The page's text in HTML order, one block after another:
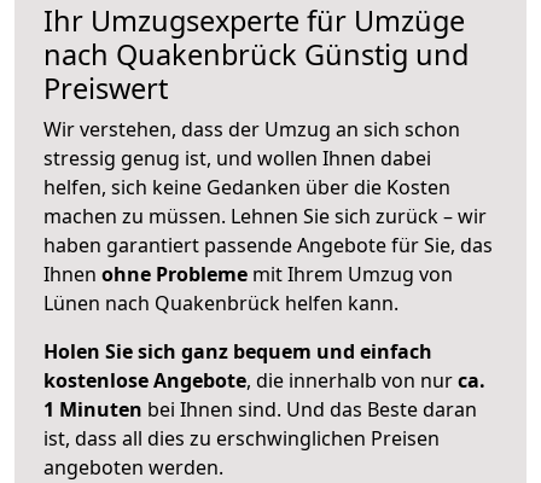
Ihr Umzugsexperte für Umzüge
nach Quakenbrück Günstig und
Preiswert
Wir verstehen, dass der Umzug an sich schon
stressig genug ist, und wollen Ihnen dabei
helfen, sich keine Gedanken über die Kosten
machen zu müssen. Lehnen Sie sich zurück – wir
haben garantiert passende Angebote für Sie, das
Ihnen ohne Probleme mit Ihrem Umzug von
Lünen nach Quakenbrück helfen kann.
Holen Sie sich ganz bequem und einfach
kostenlose Angebote, die innerhalb von nurca.
1 Minuten bei Ihnen sind. Und das Beste daran
ist, dass all dies zu erschwinglichen Preisen
angeboten werden.